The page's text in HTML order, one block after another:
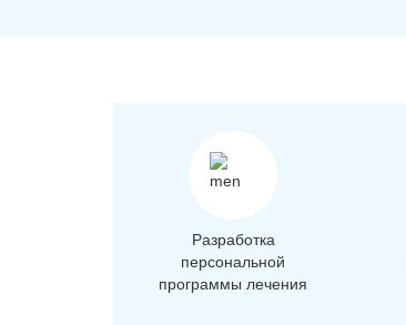
Разработка
персональной
программы лечения